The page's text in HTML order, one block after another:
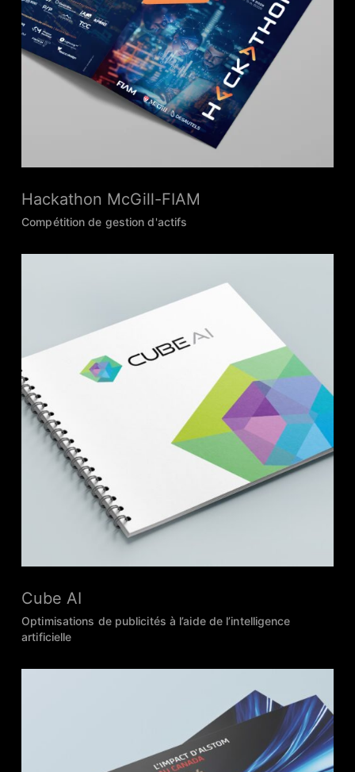
Hackathon McGill-FIAM
Compétition de gestion d'actifs
Cube AI
Optimisations de publicités à l’aide de l’intelligence
artificielle